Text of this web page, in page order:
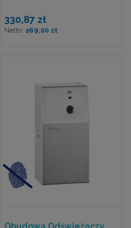
330,87 zł
269,00 zł
Obudowa Odświeżaczy